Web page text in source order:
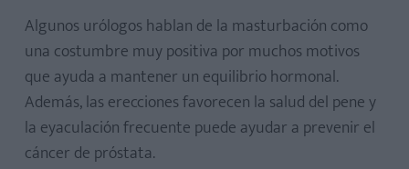
Algunos urólogos hablan de la masturbación como
una costumbre muy positiva por muchos motivos
que ayuda a mantener un equilibrio hormonal.
Además, las erecciones favorecen la salud del pene y
la eyaculación frecuente puede ayudar a prevenir el
cáncer de próstata.